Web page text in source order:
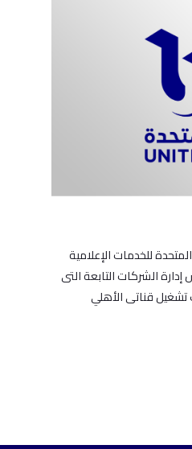
للخدمات الإعلامية
الشركات التابعة التى
قناتى الأهلي